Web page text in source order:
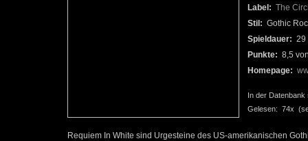
Label: The
Stil: Gothic
Spieldauer: 29
Punkte: 8,5
Homepage:
In der Datenbank
Gelesen: 74x
Requiem In White sind Urgesteine des US-amerikanischen